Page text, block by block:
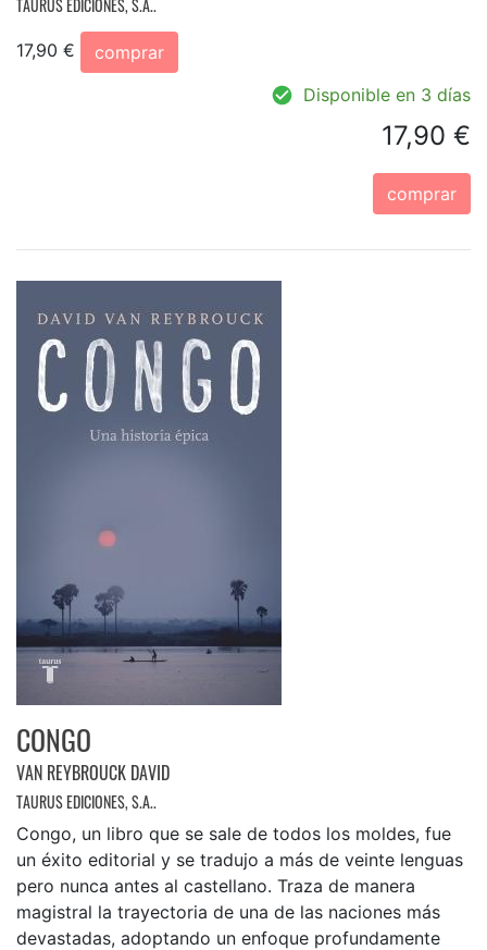
TAURUS EDICIONES, S.A..
17,90 €
comprar
Disponible en 3 días
17,90 €
comprar
CONGO
VAN REYBROUCK DAVID
TAURUS EDICIONES, S.A..
Congo, un libro que se sale de todos los moldes, fue
un éxito editorial y se tradujo a más de veinte lenguas
pero nunca antes al castellano. Traza de manera
magistral la trayectoria de una de las naciones más
devastadas, adoptando un enfoque profundamente